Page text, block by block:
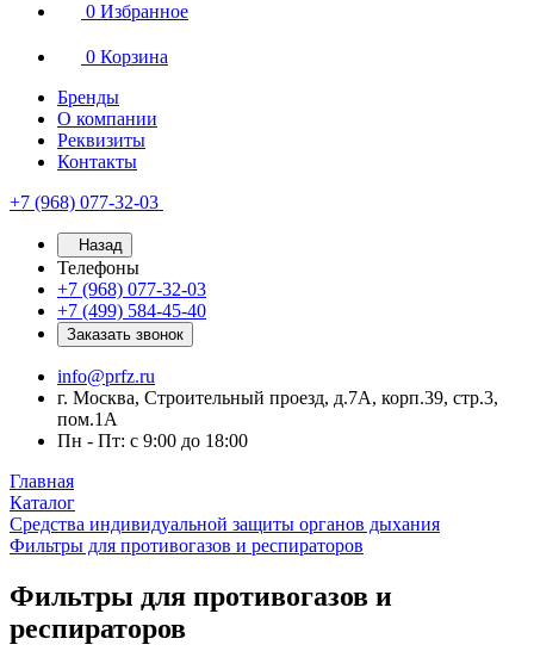
0 Избранное
0 Корзина
Бренды
О компании
Реквизиты
Контакты
+7 (968) 077-32-03
Назад
Телефоны
+7 (968) 077-32-03
+7 (499) 584-45-40
Заказать звонок
info@prfz.ru
г. Москва, Строительный проезд, д.7А, корп.39, стр.3,
пом.1А
Пн - Пт: с 9:00 до 18:00
Главная
Каталог
Средства индивидуальной защиты органов дыхания
Фильтры для противогазов и респираторов
Фильтры для противогазов и
респираторов